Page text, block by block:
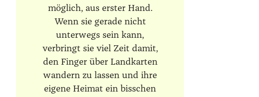
möglich, aus erster Hand.
Wenn sie gerade nicht
unterwegs sein kann,
verbringt sie viel Zeit damit,
den Finger über Landkarten
wandern zu lassen und ihre
eigene Heimat ein bisschen